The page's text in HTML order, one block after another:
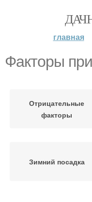
главная
Факторы
Отрицательные
факторы
Зимний посадка